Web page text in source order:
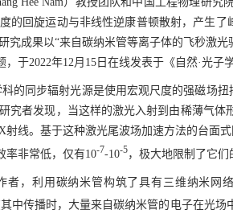
的回旋运动与非线性逆康普顿散射，产生
究成果以“来自碳纳米管等离子体的飞秒激光
，于2022年12月15日在线发表于《自然·光子
的同步辐射光源是使用宏观尺度的强磁场
究者发现，当这样的激光入射到由稀薄气
射线。基于这种激光尾波场加速方法的台面
率非常低，仅有10-7-10-5，极大地限制了它们
者，利用碳纳米管构筑了具有三维纳米网
中传播时，大量来自碳纳米管的电子在光